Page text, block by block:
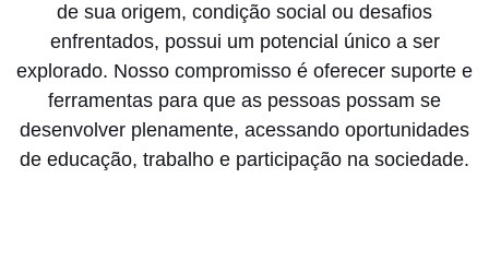
de sua origem, condição social ou desafios
enfrentados, possui um potencial único a ser
explorado. Nosso compromisso é oferecer suporte e
ferramentas para que as pessoas possam se
desenvolver plenamente, acessando oportunidades
de educação, trabalho e participação na sociedade.